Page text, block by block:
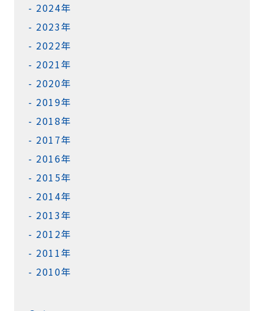
2024年
2023年
2022年
2021年
2020年
2019年
2018年
2017年
2016年
2015年
2014年
2013年
2012年
2011年
2010年